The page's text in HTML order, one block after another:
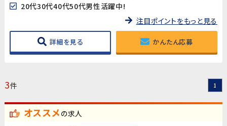
20代30代40代50代男性活躍中!
注目ポイントをもっと見る
詳細を見る かんたん応募
3件 1
オススメの求人